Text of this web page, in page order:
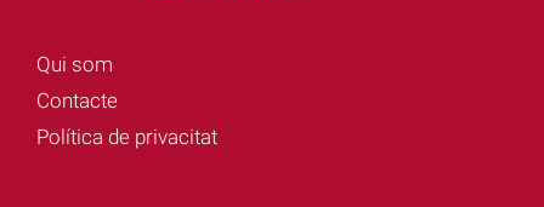
Qui som
Contacte
Política de privacitat